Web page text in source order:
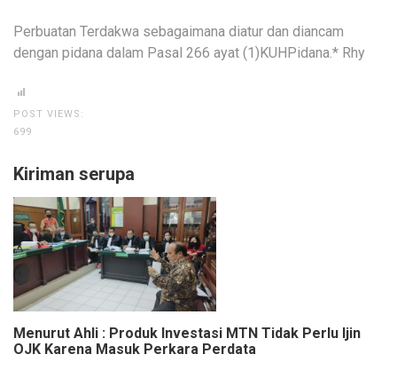
Perbuatan Terdakwa sebagaimana diatur dan diancam
dengan pidana dalam Pasal 266 ayat (1)KUHPidana.* Rhy
POST VIEWS:
699
Kiriman serupa
Menurut Ahli : Produk Investasi MTN Tidak Perlu Ijin
OJK Karena Masuk Perkara Perdata